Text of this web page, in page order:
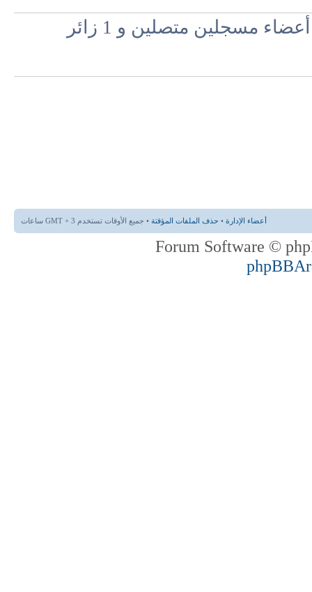
مسجلين متصلين و 1 زائر
أعضاء الإدارة • حذف الملفات المؤقتة • جميع الأوقات تستخدم GMT + 3 ساعات